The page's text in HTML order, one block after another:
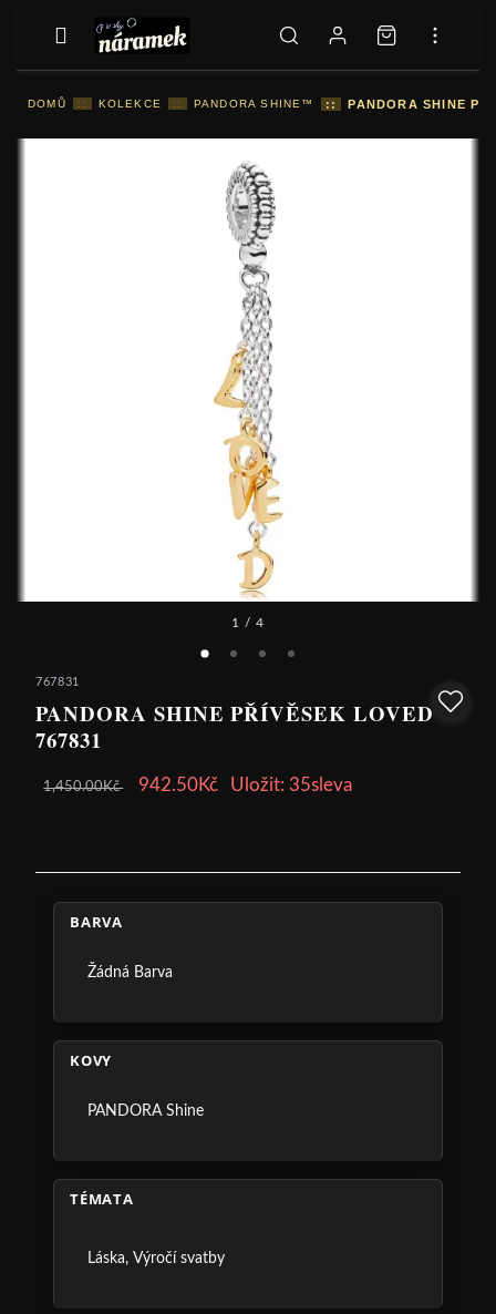
DOMŮ :: KOLEKCE :: PANDORA SHINE™ :: PANDORA SHINE
1 / 4
767831
PANDORA SHINE PŘÍVĚSEK LOVED -
767831
1,450.00Kč 942.50Kč Uložit: 35sleva
BARVA
Žádná Barva
KOVY
PANDORA Shine
TÉMATA
Láska,Výročí svatby